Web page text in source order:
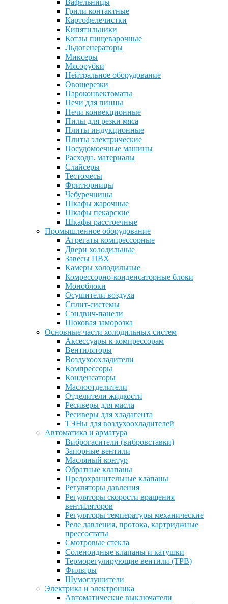
Вафельницы
Грили контактные
Картофелечистки
Кипятильники
Котлы пищеварочные
Льдогенераторы
Миксеры
Мясорубки
Нейтральное оборудование
Овощерезки
Пароконвектоматы
Печи для пиццы
Печи конвекционные
Пилы для резки мяса
Плиты индукционные
Плиты электрические
Посудомоечные машины
Расходн. материалы
Слайсеры
Тестомесы
Фритюрницы
Чебуречницы
Шкафы жарочные
Шкафы пекарские
Шкафы расстоечные
Промышленное оборудование
Агрегаты компрессорные
Двери холодильные
Завесы ПВХ
Камеры холодильные
Комрессорно-конденсаторные блоки
Моноблоки
Осушители воздуха
Сплит-системы
Сэндвич-панели
Шоковая заморозка
Основные части холодильных систем
Аксессуары к компрессорам
Вентиляторы
Воздухоохладители
Компрессоры
Конденсаторы
Маслоотделители
Отделители жидкости
Ресиверы для масла
Ресиверы для хладагента
ТЭНы для воздухоохладителей
Автоматика и арматура
Виброгасители (вибровставки)
Запорные вентили
Масляный контур
Обратные клапаны
Предохранительные клапаны
Регуляторы давления
Регуляторы скорости вращения
вентиляторов
Регуляторы температуры механические
Реле давления, протока, картриджные
прессостаты
Смотровые стекла
Соленоидные клапаны и катушки
Терморегулирующие вентили (ТРВ)
Фильтры
Шумоглушители
Электрика и электроника
Автоматические выключатели